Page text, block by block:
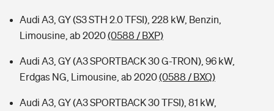
Audi A3, GY (S3 STH 2.0 TFSI), 228 kW, Benzin,
Limousine, ab 2020(0588 / BXP)
Audi A3, GY (A3 SPORTBACK 30 G-TRON), 96 kW,
Erdgas NG, Limousine, ab 2020(0588 / BXQ)
Audi A3, GY (A3 SPORTBACK 30 TFSI), 81 kW,